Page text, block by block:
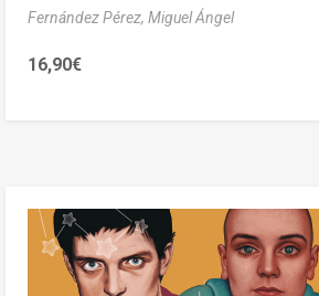
Fernández Pérez, Miguel Ángel
16,90€